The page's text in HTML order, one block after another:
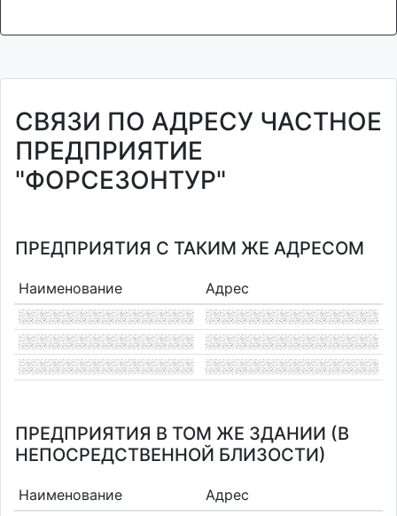
СВЯЗИ ПО АДРЕСУ ЧАСТНОЕ
ПРЕДПРИЯТИЕ
"ФОРСЕЗОНТУР"
ПРЕДПРИЯТИЯ С ТАКИМ ЖЕ АДРЕСОМ
Наименование Адрес
ПРЕДПРИЯТИЯ В ТОМ ЖЕ ЗДАНИИ (В
НЕПОСРЕДСТВЕННОЙ БЛИЗОСТИ)
Наименование Адрес